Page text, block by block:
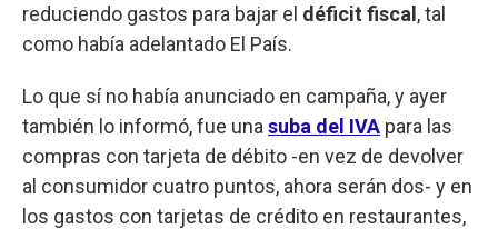
reduciendo gastos para bajar el déficit fiscal , tal
como había adelantado El País.
Lo que sí no había anunciado en campaña, y ayer
también lo informó, fue una suba del IVA para las
compras con tarjeta de débito -en vez de devolver
al consumidor cuatro puntos, ahora serán dos- y en
los gastos con tarjetas de crédito en restaurantes,